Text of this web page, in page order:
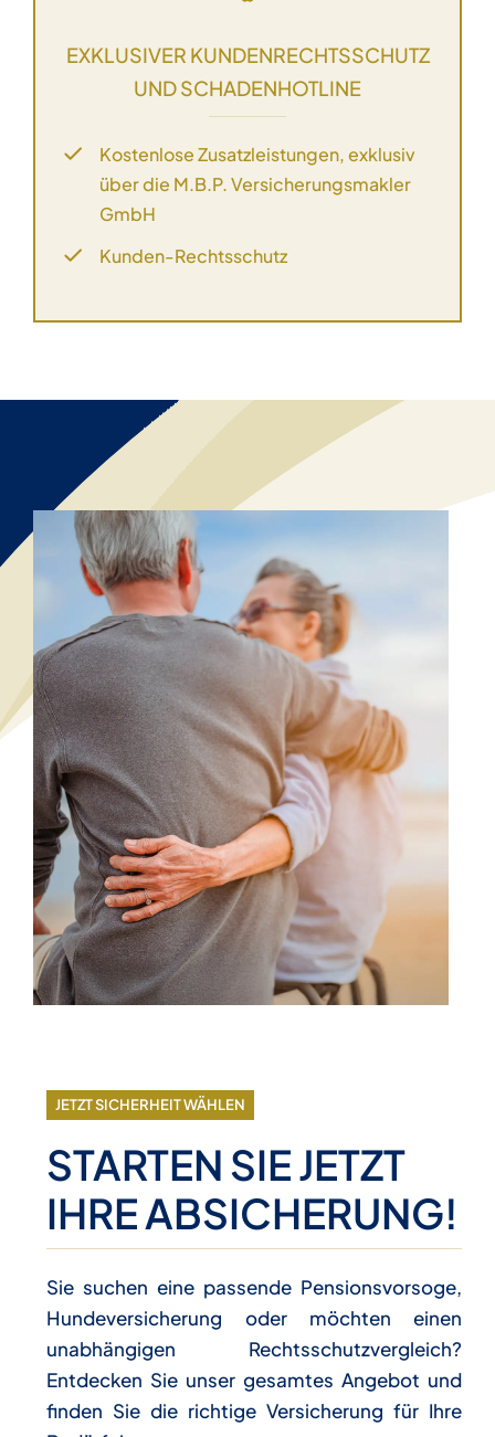
EXKLUSIVER KUNDENRECHTSSCHUTZ
UND SCHADENHOTLINE
Kostenlose Zusatzleistungen, exklusiv
über die M.B.P. Versicherungsmakler
GmbH
Kunden-Rechtsschutz
JETZT SICHERHEIT WÄHLEN
STARTEN SIE JETZT
IHRE ABSICHERUNG!
Sie suchen eine passende Pensionsvorsoge,
Hundeversicherung oder möchten einen
unabhängigen Rechtsschutzvergleich?
Entdecken Sie unser gesamtes Angebot und
finden Sie die richtige Versicherung für Ihre